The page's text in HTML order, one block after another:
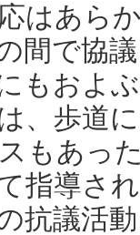
はあら
間で協
もおよ
、歩道
もあっ
指導さ
抗議活